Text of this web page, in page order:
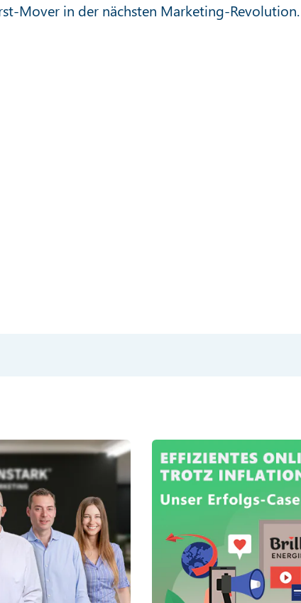
Mover in der nächsten Marketing-Revolution.